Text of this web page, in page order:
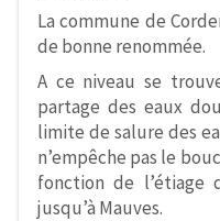
La commune de
de bonne renommée.
A ce niveau se
partage des eaux
limite de salure des
n’empêche pas le
fonction de
jusqu’à Mauves.